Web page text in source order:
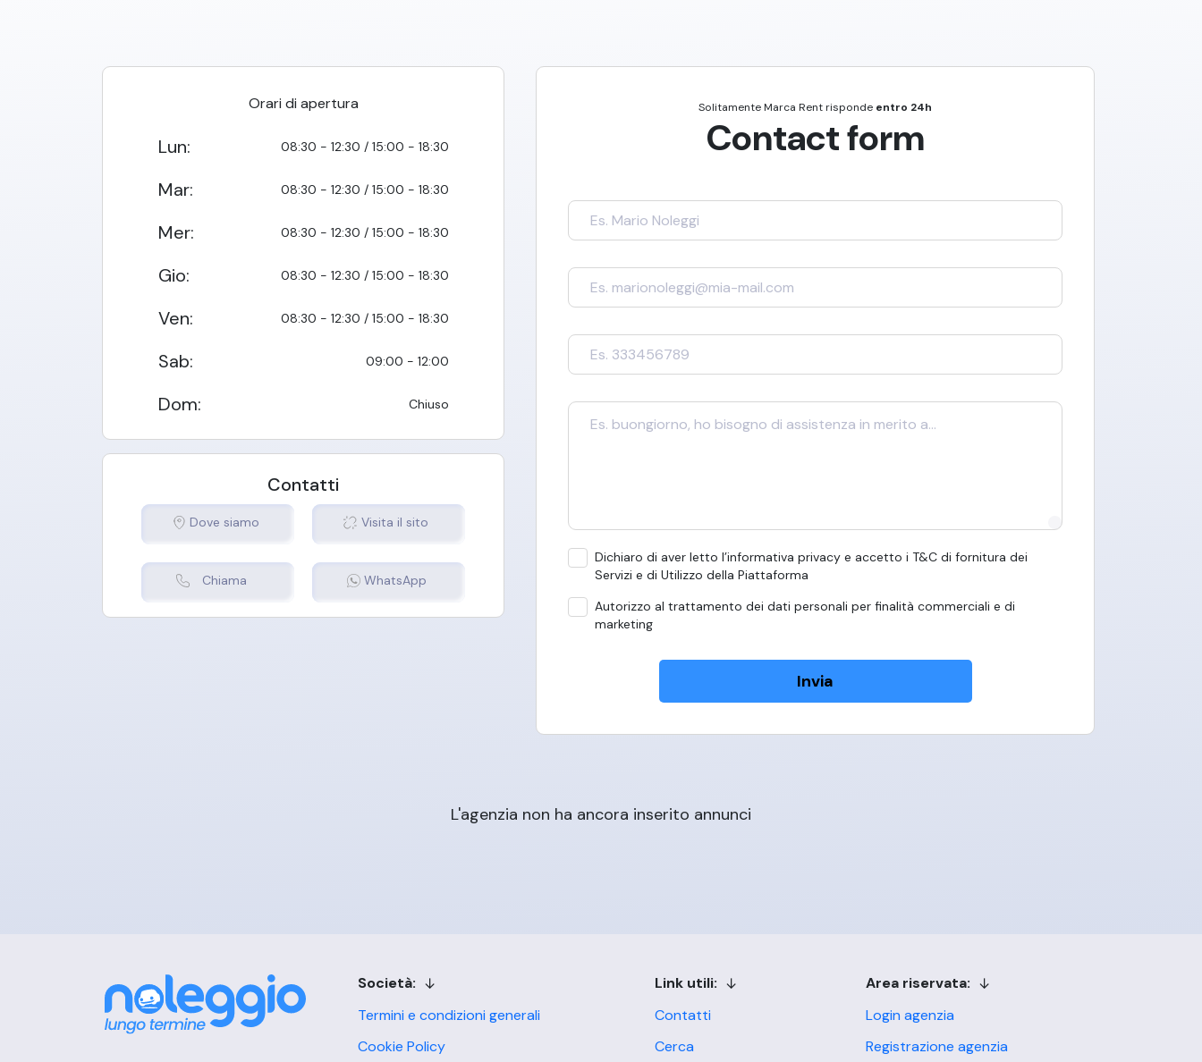
Orari di apertura
Lun: 08:30 - 12:30 / 15:00 - 18:30
Mar: 08:30 - 12:30 / 15:00 - 18:30
Mer: 08:30 - 12:30 / 15:00 - 18:30
Gio: 08:30 - 12:30 / 15:00 - 18:30
Ven: 08:30 - 12:30 / 15:00 - 18:30
Sab: 09:00 - 12:00
Dom: Chiuso
Contatti
Dove siamo Visita il sito
Chiama WhatsApp
SolitamenteMarca Rentrisponde entro 24h
Contact form
Dichiaro di aver letto l’informativa privacy e accetto i T&C di fornitura dei
Servizi e di Utilizzo della Piattaforma
Autorizzo al trattamento dei dati personali per finalità commerciali e di
marketing
Invia
L'agenzia non ha ancora inserito annunci
Società:
Termini e condizioni generali
Cookie Policy
Link utili:
Contatti
Cerca
Area riservata:
Login agenzia
Registrazione agenzia